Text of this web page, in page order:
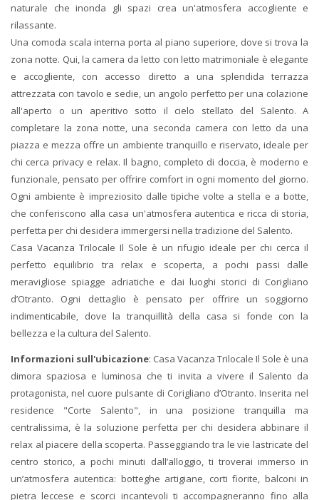
naturale che inonda gli spazi crea un'atmosfera accogliente e
rilassante.
Una comoda scala interna porta al piano superiore, dove si trova la
zona notte. Qui, la camera da letto con letto matrimoniale è elegante
e accogliente, con accesso diretto a una splendida terrazza
attrezzata con tavolo e sedie, un angolo perfetto per una colazione
all'aperto o un aperitivo sotto il cielo stellato del Salento. A
completare la zona notte, una seconda camera con letto da una
piazza e mezza offre un ambiente tranquillo e riservato, ideale per
chi cerca privacy e relax. Il bagno, completo di doccia, è moderno e
funzionale, pensato per offrire comfort in ogni momento del giorno.
Ogni ambiente è impreziosito dalle tipiche volte a stella e a botte,
che conferiscono alla casa un'atmosfera autentica e ricca di storia,
perfetta per chi desidera immergersi nella tradizione del Salento.
Casa Vacanza Trilocale Il Sole è un rifugio ideale per chi cerca il
perfetto equilibrio tra relax e scoperta, a pochi passi dalle
meravigliose spiagge adriatiche e dai luoghi storici di Corigliano
d’Otranto. Ogni dettaglio è pensato per offrire un soggiorno
indimenticabile, dove la tranquillità della casa si fonde con la
bellezza e la cultura del Salento.
Informazioni sull'ubicazione: Casa Vacanza Trilocale Il Sole è una
dimora spaziosa e luminosa che ti invita a vivere il Salento da
protagonista, nel cuore pulsante di Corigliano d’Otranto. Inserita nel
residence "Corte Salento", in una posizione tranquilla ma
centralissima, è la soluzione perfetta per chi desidera abbinare il
relax al piacere della scoperta. Passeggiando tra le vie lastricate del
centro storico, a pochi minuti dall’alloggio, ti troverai immerso in
un’atmosfera autentica: botteghe artigiane, corti fiorite, balconi in
pietra leccese e scorci incantevoli ti accompagneranno fino alla